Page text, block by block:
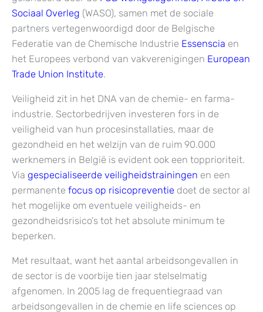
Sociaal Overleg (WASO), samen met de sociale
partners vertegenwoordigd door de Belgische
Federatie van de Chemische Industrie Essenscia en
het Europees verbond van vakverenigingen European
Trade Union Institute.
Veiligheid zit in het DNA van de chemie- en farma-
industrie. Sectorbedrijven investeren fors in de
veiligheid van hun procesinstallaties, maar de
gezondheid en het welzijn van de ruim 90.000
werknemers in België is evident ook een topprioriteit.
Via gespecialiseerde veiligheidstrainingen en een
permanente focus op risicopreventie doet de sector al
het mogelijke om eventuele veiligheids- en
gezondheidsrisico’s tot het absolute minimum te
beperken.
Met resultaat, want het aantal arbeidsongevallen in
de sector is de voorbije tien jaar stelselmatig
afgenomen. In 2005 lag de frequentiegraad van
arbeidsongevallen in de chemie en life sciences op